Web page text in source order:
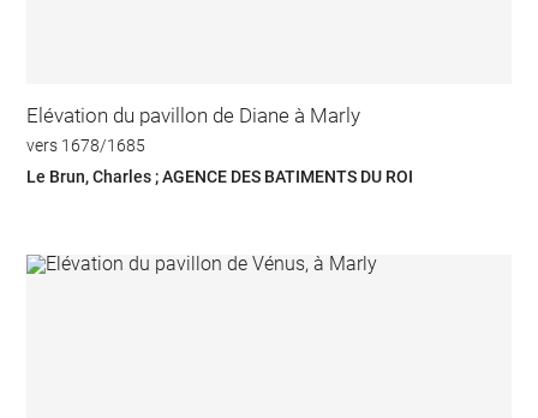
Elévation du pavillon de Diane à Marly
vers 1678/1685
Le Brun, Charles ; AGENCE DES BATIMENTS DU ROI